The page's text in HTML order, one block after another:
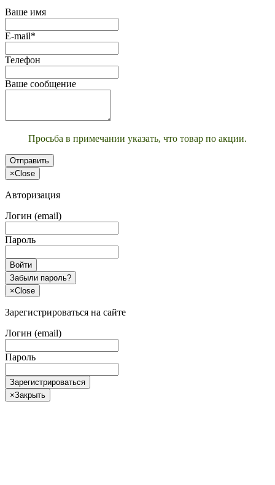
Ваше имя
E-mail*
Телефон
Ваше сообщение
Просьба в примечании указать, что товар по акции.
Отправить
×Close
Авторизация
Логин (email)
Пароль
Войти
Забыли пароль?
×Close
Зарегистрироваться на сайте
Логин (email)
Пароль
Зарегистрироваться
×Закрыть